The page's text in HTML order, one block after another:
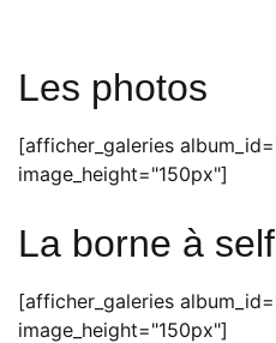
Les photos
[afficher_galeries
image_height="150px"]
La borne à
[afficher_galeries
image_height="150px"]